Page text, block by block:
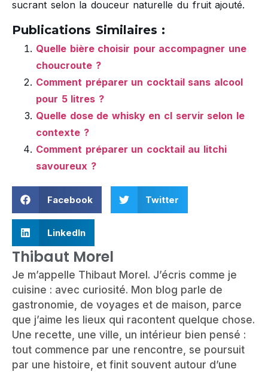
sucrant selon la douceur naturelle du fruit ajouté.
Publications Similaires :
Quelle bière choisir pour accompagner une
choucroute ?
Comment préparer un cocktail sans alcool
pour 5 litres ?
Quelle dose de whisky en cl servir selon le
contexte ?
Comment préparer un cocktail au litchi
savoureux ?
Facebook Twitter
LinkedIn
Thibaut Morel
Je m’appelle Thibaut Morel. J’écris comme je
cuisine : avec curiosité. Mon blog parle de
gastronomie, de voyages et de maison, parce
que j’aime les lieux qui racontent quelque chose.
Une recette, une ville, un intérieur bien pensé :
tout commence par une rencontre, se poursuit
par une histoire, et finit souvent autour d’une